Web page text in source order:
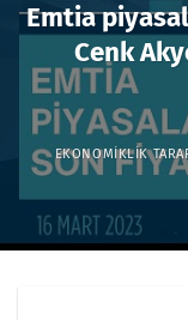
Emtia
Cenk
EKONOMIKLIK